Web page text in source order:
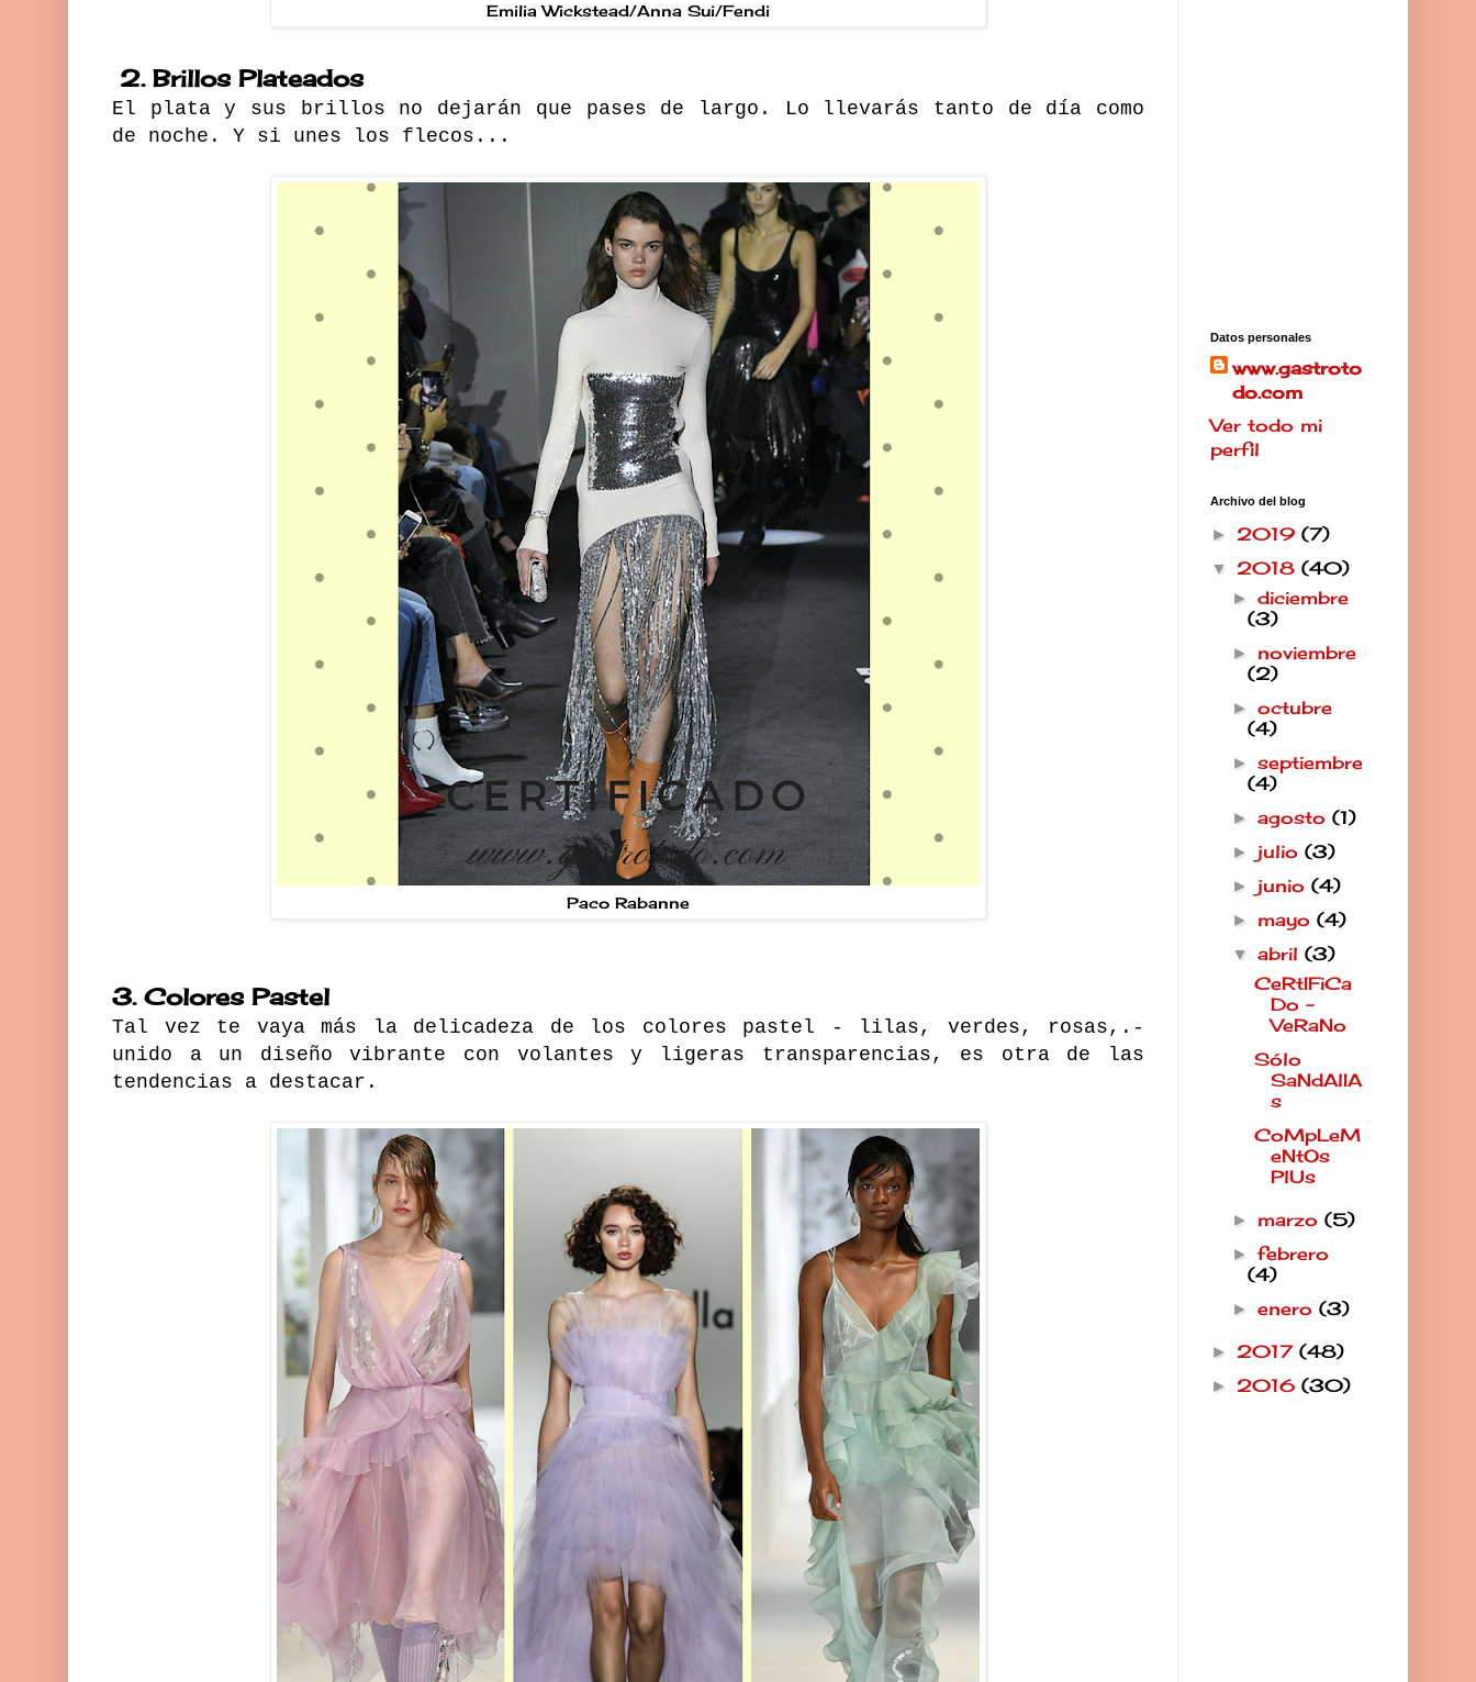
Emilia Wickstead/Anna Sui/Fendi
2. Brillos Plateados
El plata y sus brillos no dejarán que pases de largo. Lo llevarás tanto de día como
de noche. Y si unes los flecos...
Paco Rabanne
3. Colores Pastel
Tal vez te vaya más la delicadeza de los colores pastel - lilas, verdes, rosas,.-
unido a un diseño vibrante con volantes y ligeras transparencias, es otra de las
tendencias a destacar.
Datos personales
www.gastroto
do.com
Ver todo mi
perfil
Archivo del blog
► 2019 (7)
▼ 2018 (40)
►diciembre
(3)
► noviembre
(2)
►octubre
(4)
►septiembre
(4)
►agosto(1)
► julio(3)
► junio(4)
► mayo(4)
▼abril(3)
CeRtIFiCa
Do -
VeRaNo
Sólo
SaNdAlIA
s
CoMpLeM
eNtOs
PlUs
► marzo(5)
►febrero
(4)
►enero(3)
► 2017 (48)
► 2016 (30)